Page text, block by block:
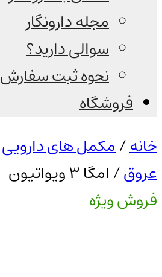
مجله دارونگار
سوالی دارید؟
نحوه ثبت سفارش
فروشگاه
خانه/مکمل های دارویی
عروق/ امگا 3 ویواتیون
فروش ویژه